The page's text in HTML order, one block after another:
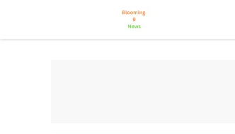
content